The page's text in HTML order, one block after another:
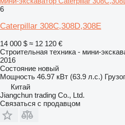
6
Caterpillar 308C,308D,308E
14 000 $ ≈ 12 120 €
Строительная техника - мини-
2016
Состояние новый
Мощность 46.97 кВт (63.9 л.с.)
Китай
Jiangchun trading Co., Ltd.
Связаться с продавцом